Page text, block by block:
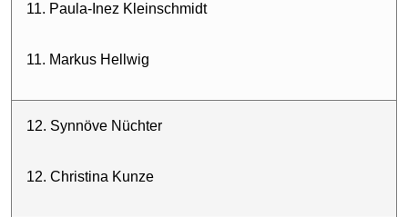
11. Paula-Inez Kleinschmidt
11. Markus Hellwig
12. Synnöve Nüchter
12. Christina Kunze